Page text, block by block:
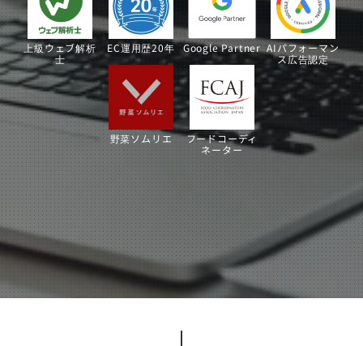
上級ウェブ解析
士
EC運用歴20年 Google Partner AIパフォーマン
ス広告認定
野菜ソムリエ
フードコーディ
ネーター